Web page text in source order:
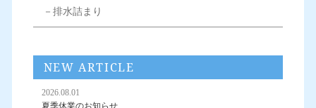
－排水詰まり
NEW ARTICLE
2026.08.01
夏季休業のお知らせ